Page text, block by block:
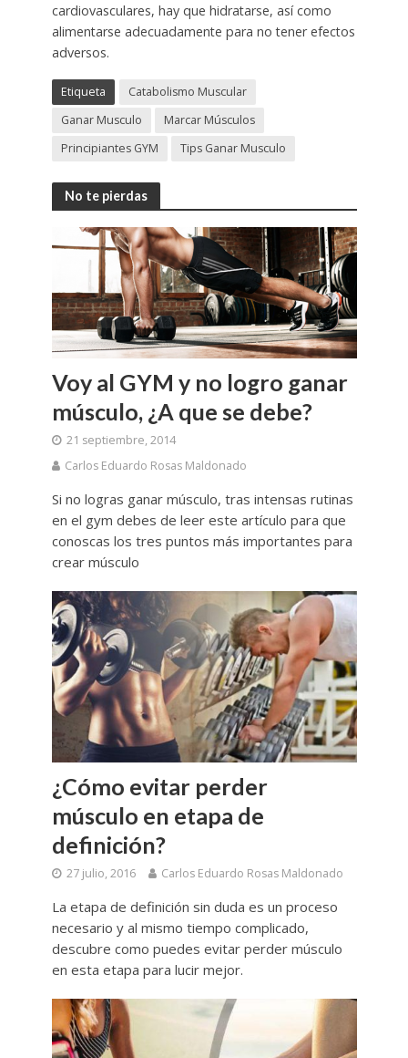
cardiovasculares, hay que hidratarse, así como
alimentarse adecuadamente para no tener efectos
adversos.
Etiqueta
Catabolismo Muscular
Ganar Musculo
Marcar Músculos
Principiantes GYM
Tips Ganar Musculo
No te pierdas
Voy al GYM y no logro ganar
músculo, ¿A que se debe?
21 septiembre, 2014
Carlos Eduardo Rosas Maldonado
Si no logras ganar músculo, tras intensas rutinas
en el gym debes de leer este artículo para que
conoscas los tres puntos más importantes para
crear músculo
¿Cómo evitar perder
músculo en etapa de
definición?
27 julio, 2016 Carlos Eduardo Rosas Maldonado
La etapa de definición sin duda es un proceso
necesario y al mismo tiempo complicado,
descubre como puedes evitar perder músculo
en esta etapa para lucir mejor.